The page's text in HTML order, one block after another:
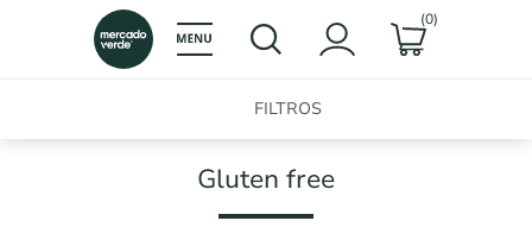
(0)
FILTROS
Gluten free